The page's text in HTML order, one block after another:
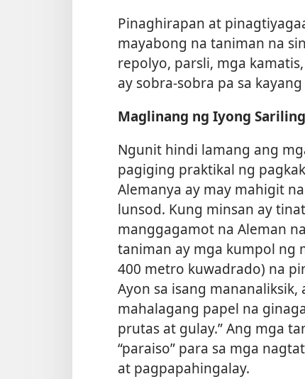
Pinaghirapan at
mayabong na taniman na
repolyo, parsli, mga
ay sobra-sobra pa sa
Maglinang ng Iyong
Ngunit hindi lamang ang
pagiging praktikal ng
Alemanya ay may mahigit
lunsod. Kung minsan ay
manggagamot na Aleman
taniman ay mga kumpol ng
400 metro kuwadrado) na
Ayon sa isang
mahalagang papel na
prutas at gulay.” Ang mga
“paraiso” para sa mga
at pagpapahingalay.